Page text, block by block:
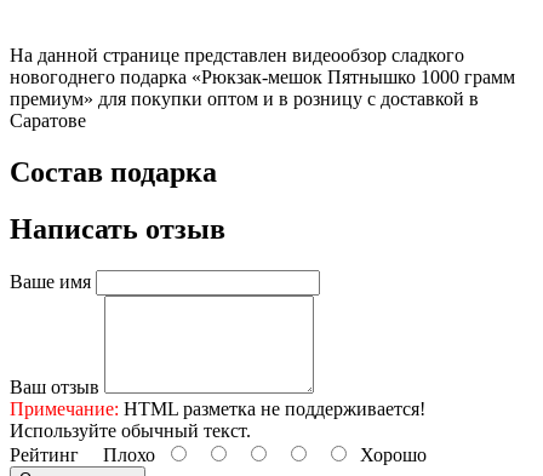
На данной странице представлен видеообзор сладкого
новогоднего подарка «Рюкзак-мешок Пятнышко 1000 грамм
премиум» для покупки оптом и в розницу с доставкой в
Саратове
Состав подарка
Написать отзыв
Ваше имя
Ваш отзыв
Примечание: HTML разметка не поддерживается!
Используйте обычный текст.
Рейтинг Плохо Хорошо